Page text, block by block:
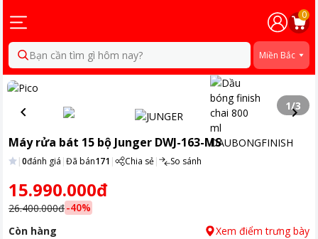
0
Bạn cần tìm gì hôm nay? Miền Bắc
1/3
Máy rửa bát 15 bộ Junger DWJ-163-MS
|0đánh giá |Đã bán171 | Chia sẻ| So sánh
15.990.000đ
26.400.000đ-40%
Còn hàng
Xem điểm trưng bày